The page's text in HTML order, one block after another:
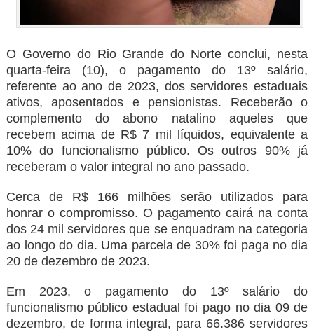
O Governo do Rio Grande do Norte conclui, nesta
quarta-feira (10), o pagamento do 13º salário,
referente ao ano de 2023, dos servidores estaduais
ativos, aposentados e pensionistas. Receberão o
complemento do abono natalino aqueles que
recebem acima de R$ 7 mil líquidos, equivalente a
10% do funcionalismo público. Os outros 90% já
receberam o valor integral no ano passado.
Cerca de R$ 166 milhões serão utilizados para
honrar o compromisso. O pagamento cairá na conta
dos 24 mil servidores que se enquadram na categoria
ao longo do dia. Uma parcela de 30% foi paga no dia
20 de dezembro de 2023.
Em 2023, o pagamento do 13º salário do
funcionalismo público estadual foi pago no dia 09 de
dezembro, de forma integral, para 66.386 servidores